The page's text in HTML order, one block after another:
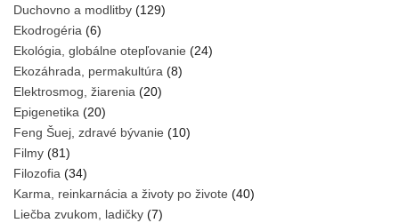
Duchovno a modlitby (129)
Ekodrogéria (6)
Ekológia, globálne otepľovanie (24)
Ekozáhrada, permakultúra (8)
Elektrosmog, žiarenia (20)
Epigenetika (20)
Feng Šuej, zdravé bývanie (10)
Filmy (81)
Filozofia (34)
Karma, reinkarnácia a životy po živote (40)
Liečba zvukom, ladičky (7)